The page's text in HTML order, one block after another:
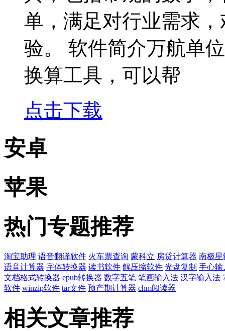
单，满足对行业需求
验。 软件简介万航单
换算工具，可以帮
点击下载
安卓
苹果
热门专题推荐
淘宝助理 语音翻译软件 火车票查询 蒙科立 房贷计算器 南极星
语音计算器 字体转换器 读书软件 解压缩软件 光盘复制 手心输
文档格式转换器 epub转换器 数字五笔 笔画输入法 汉字输入法
软件 winzip软件 tar文件 预产期计算器 chm阅读器
相关文章推荐